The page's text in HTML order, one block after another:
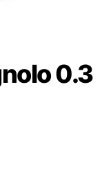
0.3